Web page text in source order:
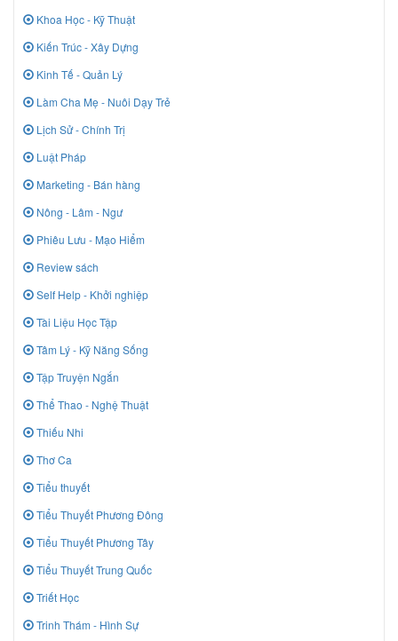
Khoa Học - Kỹ Thuật
Kiến Trúc - Xây Dựng
Kinh Tế - Quản Lý
Làm Cha Mẹ - Nuôi Dạy Trẻ
Lịch Sử - Chính Trị
Luật Pháp
Marketing - Bán hàng
Nông - Lâm - Ngư
Phiêu Lưu - Mạo Hiểm
Review sách
Self Help - Khởi nghiệp
Tài Liệu Học Tập
Tâm Lý - Kỹ Năng Sống
Tập Truyện Ngắn
Thể Thao - Nghệ Thuật
Thiếu Nhi
Thơ Ca
Tiểu thuyết
Tiểu Thuyết Phương Đông
Tiểu Thuyết Phương Tây
Tiểu Thuyết Trung Quốc
Triết Học
Trinh Thám - Hình Sự